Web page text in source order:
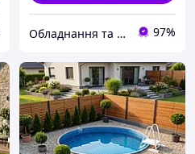
Обладнання та хімія для басейнів з доставкою по всій Україні 97%